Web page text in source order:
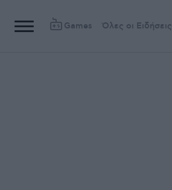
Games Όλες οι Ειδήσεις